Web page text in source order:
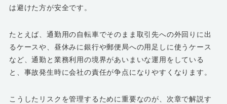
は避けた方が安全です。
たとえば、通勤用の自転車でそのまま取引先への外回りに出
るケースや、昼休みに銀行や郵便局への用足しに使うケース
など、通勤と業務利用の境界があいまいな運用をしている
と、事故発生時に会社の責任が争点になりやすくなります。
こうしたリスクを管理するために重要なのが、次章で解説す